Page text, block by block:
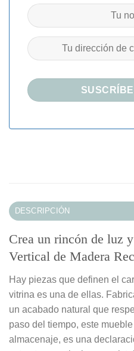
DESCRIPCIÓN
Crea un rincón de luz
Vertical de Madera
Hay piezas que definen el
vitrina es una de ellas.
un acabado natural que
paso del tiempo, este
almacenaje, es una